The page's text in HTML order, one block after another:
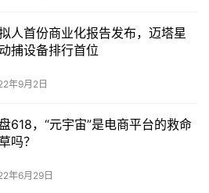
人首份商业化报告发布，迈塔星
捕设备排行首位
年9月2日
618，“元宇宙”是电商平台的救命
吗？
年6月29日